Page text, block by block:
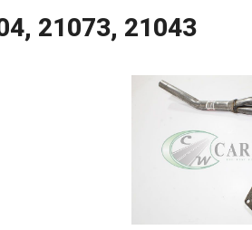
21073, 21043